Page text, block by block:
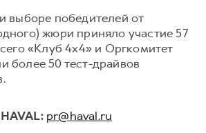
выборе победителей от
жюри приняло участие 57
«Клуб 4х4» и Оргкомитет
более 50 тест-драйвов
pr@haval.ru